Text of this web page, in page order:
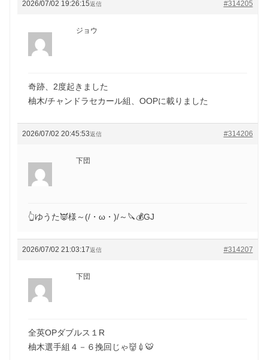
2026/07/02 19:26:15 #314205
返信
ジョウ
奇跡、2度起きました
柚木/チャンドラセカール組、OOPに載りました
2026/07/02 20:45:53 #314206
返信
下団
👆ゆうた👿様～(/・ω・)/～🔪💰GJ
2026/07/02 21:03:17 #314207
返信
下団
全英OPダブルス１R
柚木選手組４－６挽回じゃ👹💉🐯